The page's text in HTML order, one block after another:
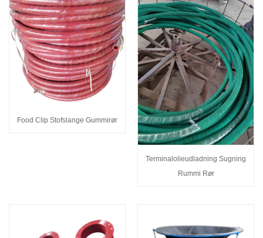
Food Clip Stofslange Gummirør
Terminalolieudladning Sugning
Rummi Rør